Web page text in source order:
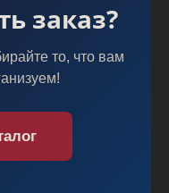
заказ?
то, что вам